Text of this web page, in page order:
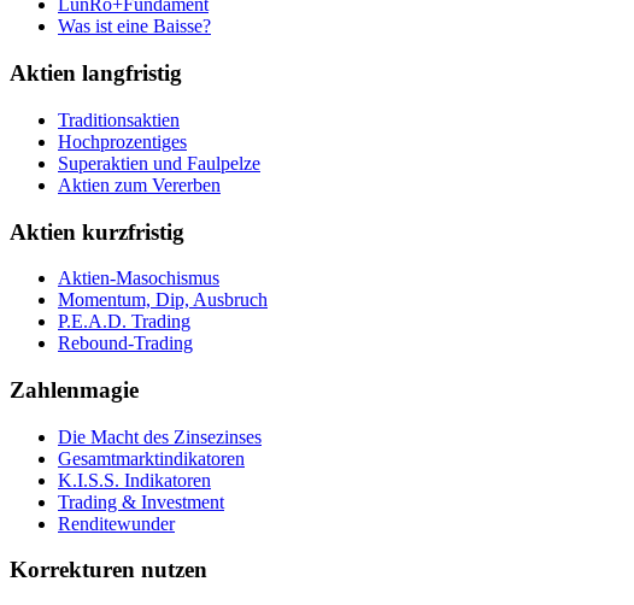
LunRo+Fundament
Was ist eine Baisse?
Aktien langfristig
Traditionsaktien
Hochprozentiges
Superaktien und Faulpelze
Aktien zum Vererben
Aktien kurzfristig
Aktien-Masochismus
Momentum, Dip, Ausbruch
P.E.A.D. Trading
Rebound-Trading
Zahlenmagie
Die Macht des Zinsezinses
Gesamtmarktindikatoren
K.I.S.S. Indikatoren
Trading & Investment
Renditewunder
Korrekturen nutzen